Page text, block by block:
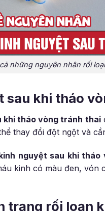
những nguyên nhân rối
sau khi tháo
khi tháo vòng tránh thai
thay đổi đột ngột và
nguyệt sau khi tháo
kinh có màu đen,
trạng rối loạn